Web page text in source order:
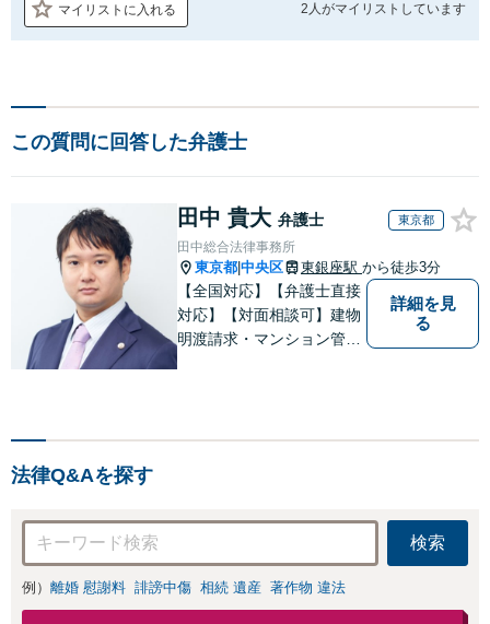
マイリストに入れる 2人がマイリストしています
この質問に回答した弁護士
田中 貴大 弁護士 東京都
田中総合法律事務所
東京都 中央区 東銀座駅 から徒歩3分
【全国対応】【弁護士直接
対応】【対面相談可】建物
明渡請求・マンション管理
詳細を見
る
法律Q&Aを探す
検索
例） 離婚 慰謝料 誹謗中傷 相続 遺産 著作物 違法